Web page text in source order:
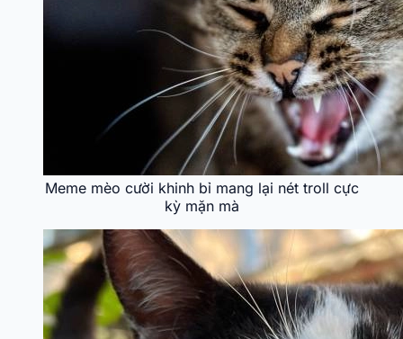
Meme mèo cười khinh bỉ mang lại nét troll cực
kỳ mặn mà